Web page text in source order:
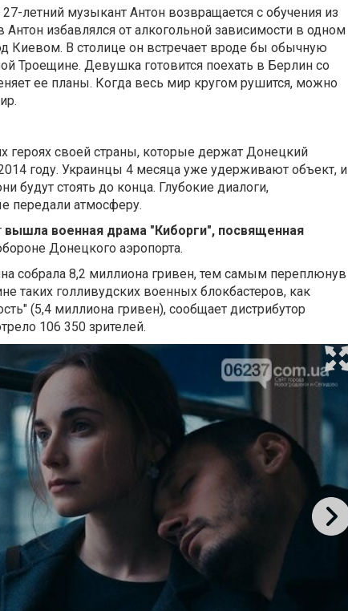
летний музыкант Антон возвращается с обучения из
избавлялся от алкогольной зависимости в одном
Киевом. В столице он встречает вроде бы обычную
Троещине. Девушка готовится поехать в Берлин со
ее планы. Когда весь мир кругом рушится, можно
героях своей страны, которые держат Донецкий
году. Украинцы 4 месяца уже удерживают объект, и
будут стоять до конца. Глубокие диалоги,
передали атмосферу.
вышла военная драма "Киборги", посвященная
Донецкого аэропорта.
собрала 8,2 миллиона гривен, тем самым переплюнув
таких голливудских военных блокбастеров, как
(5,4 миллиона гривен), сообщает дистрибутор
106 350 зрителей.